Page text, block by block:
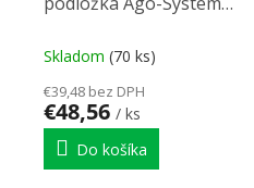
Skladom (70 ks)
€39,48 bez DPH
€48,56 / ks
Do košíka